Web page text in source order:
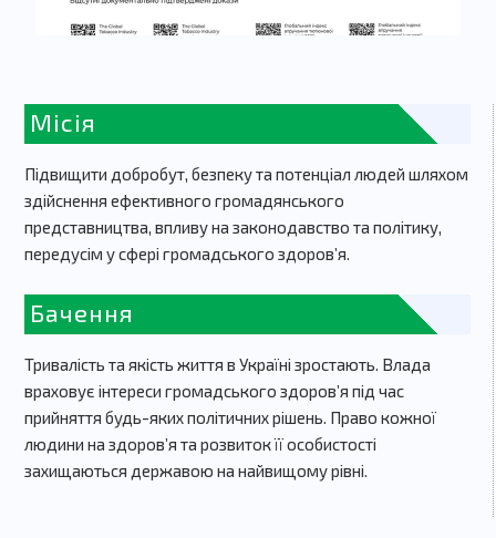
Місія
Підвищити добробут, безпеку та потенціал людей шляхом
здійснення ефективного громадянського
представництва, впливу на законодавство та політику,
передусім у сфері громадського здоров’я.
Бачення
Тривалість та якість життя в Україні зростають. Влада
враховує інтереси громадського здоров’я під час
прийняття будь-яких політичних рішень. Право кожної
людини на здоров’я та розвиток її особистості
захищаються державою на найвищому рівні.